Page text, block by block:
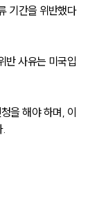
기간을 위반했다
반 사유는 미국입
을 해야 하며, 이